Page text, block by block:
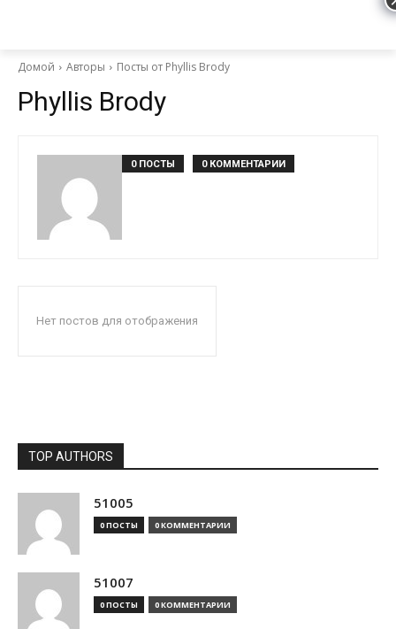
Домой Авторы Посты от Phyllis Brody
Phyllis Brody
0 ПОСТЫ 0 КОММЕНТАРИИ
Нет постов для отображения
TOP AUTHORS
51005
0 ПОСТЫ 0 КОММЕНТАРИИ
51007
0 ПОСТЫ 0 КОММЕНТАРИИ